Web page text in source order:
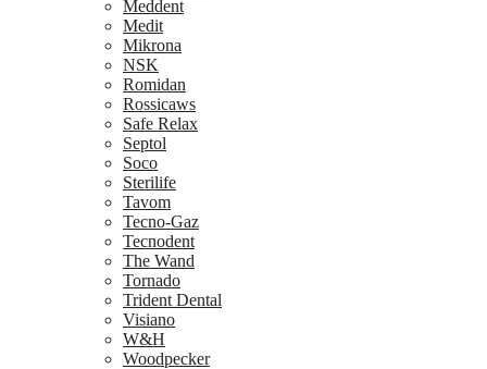
Meddent
Medit
Mikrona
NSK
Romidan
Rossicaws
Safe Relax
Septol
Soco
Sterilife
Tavom
Tecno-Gaz
Tecnodent
The Wand
Tornado
Trident Dental
Visiano
W&H
Woodpecker